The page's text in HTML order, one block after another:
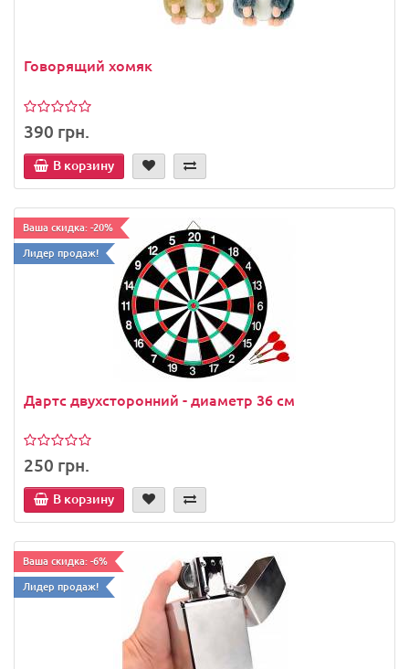
Говорящий хомяк
390 грн.
В корзину
Ваша скидка: -20%
Лидер продаж!
Дартс двухсторонний - диаметр 36 см
250 грн.
В корзину
Ваша скидка: -6%
Лидер продаж!